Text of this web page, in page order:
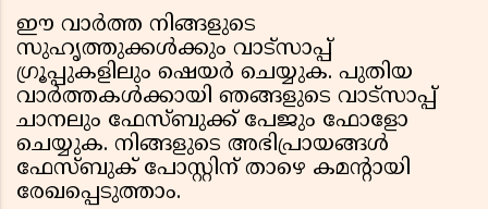
ഈ വാർത്ത നിങ്ങളുടെ
സുഹൃത്തുക്കൾക്കും വാട്സാപ്പ്
ഗ്രൂപ്പുകളിലും ഷെയർ ചെയ്യുക. പുതിയ
വാർത്തകൾക്കായി ഞങ്ങളുടെ വാട്സാപ്പ്
ചാനലും ഫേസ്ബുക്ക് പേജും ഫോളോ
ചെയ്യുക. നിങ്ങളുടെ അഭിപ്രായങ്ങൾ
ഫേസ്ബുക് പോസ്റ്റിന് താഴെ കമൻ്റായി
രേഖപ്പെടുത്താം.